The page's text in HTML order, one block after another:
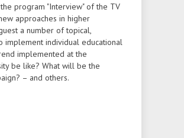
program "Interview" of the TV
approaches in higher
a number of topical,
implement individual educational
implemented at the
be like? What will be the
– and others.